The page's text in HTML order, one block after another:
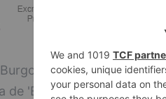
han tenido que
de 'El Encuentro'